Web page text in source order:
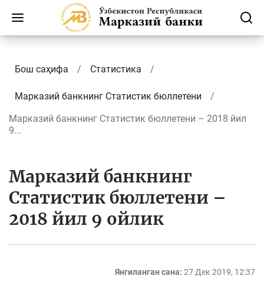
Бош саҳифа Статистика
Марказий банкнинг Cтатистик бюллетени
Марказий банкнинг Статистик бюллетени – 2018 йил
9...
Марказий банкнинг
Статистик бюллетени –
2018 йил 9 ойлик
Янгиланган сана: 27 Дек 2019, 12:37